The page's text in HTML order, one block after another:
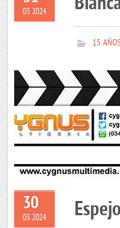
03 2024
15 AÑOS
30
03 2024